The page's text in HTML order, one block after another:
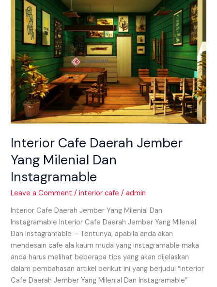
Interior Cafe Daerah Jember
Yang Milenial Dan
Instagramable
Leave a Comment /interior cafe /admin
Interior Cafe Daerah Jember Yang Milenial Dan
Instagramable Interior Cafe Daerah Jember Yang Milenial
Dan Instagramable – Tentunya, apabila anda akan
mendesain cafe ala kaum muda yang instagramable maka
anda harus melihat beberapa tips yang akan dijelaskan
dalam pembahasan artikel berikut ini yang berjudul “Interior
Cafe Daerah Jember Yang Milenial Dan Instagramable”
Daerah
Jember
Yang
Milenial
Dan
Instagramable